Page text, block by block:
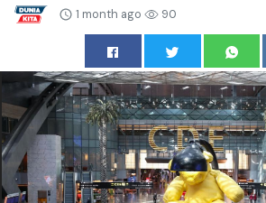
1 month ago 90